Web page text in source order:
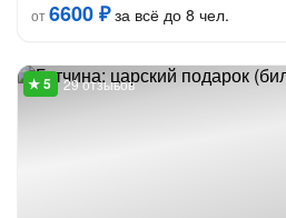
от6600 ₽за всё до 8 чел.
29 отзывов